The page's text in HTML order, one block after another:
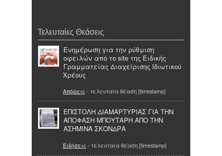
Τελευταίες Θεάσεις
Ενημέρωση για την ρύθμιση
οφειλών από το site της Ειδικής
Γραμματείας Διαχείρισης Ιδιωτικού
Χρέους
Απόψεις - τελευταία θέαση [timestamp]
ΕΠΙΣΤΟΛΗ ΔΙΑΜΑΡΤΥΡΙΑΣ ΓΙΑ ΤΗΝ
ΑΠΟΦΑΣΗ ΜΠΟΥΤΑΡΗ ΑΠΟ ΤΗΝ
ΑΣΗΜΙΝΑ ΣΚΟΝΔΡΑ
Ειδήσεις - τελευταία θέαση [timestamp]